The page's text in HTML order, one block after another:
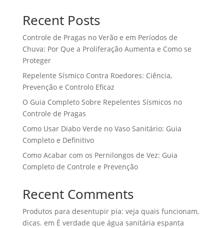
Recent Posts
Controle de Pragas no Verão e em Períodos de
Chuva: Por Que a Proliferação Aumenta e Como se
Proteger
Repelente Sísmico Contra Roedores: Ciência,
Prevenção e Controlo Eficaz
O Guia Completo Sobre Repelentes Sísmicos no
Controle de Pragas
Como Usar Diabo Verde no Vaso Sanitário: Guia
Completo e Definitivo
Como Acabar com os Pernilongos de Vez: Guia
Completo de Controle e Prevenção
Recent Comments
Produtos para desentupir pia: veja quais funcionam,
dicas. em É verdade que água sanitária espanta